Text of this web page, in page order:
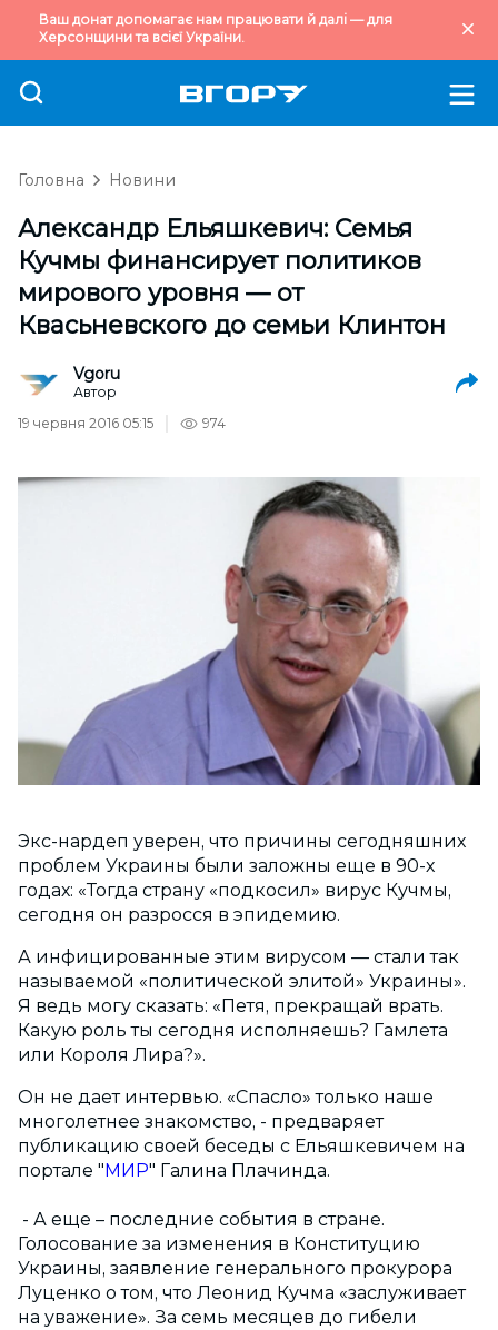
Ваш донат допомагає нам працювати й далі — для
Херсонщини та всієї України.
Головна Новини
Александр Ельяшкевич: Семья
Кучмы финансирует политиков
мирового уровня — от
Квасьневского до семьи Клинтон
Vgoru
Автор
19 червня 2016 05:15
974
Экс-нардеп уверен, что причины сегодняшних
проблем Украины были заложны еще в 90-х
годах: «Тогда страну «подкосил» вирус Кучмы,
сегодня он разросся в эпидемию.
А инфицированные этим вирусом — стали так
называемой «политической элитой» Украины».
Я ведь могу сказать: «Петя, прекращай врать.
Какую роль ты сегодня исполняешь? Гамлета
или Короля Лира?».
Он не дает интервью. «Спасло» только наше
многолетнее знакомство, - предваряет
публикацию своей беседы с Ельяшкевичем на
портале " МИР" Галина Плачинда.
- А еще – последние события в стране.
Голосование за изменения в Конституцию
Украины, заявление генерального прокурора
Луценко о том, что Леонид Кучма «заслуживает
на уважение». За семь месяцев до гибели